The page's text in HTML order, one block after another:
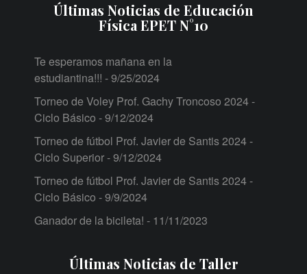
Últimas Noticias de Educación
Física EPET N°10
Te esperamos mañana en la
estudiantina!!! - 9/25/2024
Torneo de Voley Prof. Gachy Troncoso 2024 -
Ciclo Básico - 9/12/2024
Torneo de fútbol Prof. Javier de Santis 2024 -
Ciclo Superior- 9/12/2024
Torneo de fútbol Prof. Javier de Santis 2024 -
Ciclo Básico - 9/9/2024
Ganador de la bicileta! - 11/11/2023
Últimas Noticias de Taller